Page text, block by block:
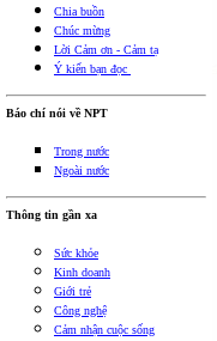
Chia buồn
Chúc mừng
Lời Cảm ơn - Cảm tạ
Ý kiến bạn đọc
Báo chí nói về NPT
Trong nước
Ngoài nước
Thông tin gần xa
Sức khỏe
Kinh doanh
Giới trẻ
Công nghệ
Cảm nhận cuộc sống